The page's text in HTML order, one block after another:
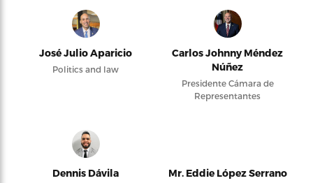
José Julio Aparicio
Politics and law
Carlos Johnny Méndez
Núñez
Presidente Cámara de
Representantes
Dennis Dávila Mr. Eddie López Serrano